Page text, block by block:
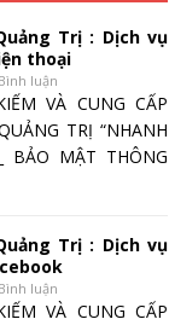
Trị : Dịch vụ
thoại
luận
VÀ CUNG CẤP
TRỊ “NHANH
BẢO MẬT THÔNG
Trị : Dịch vụ
luận
VÀ CUNG CẤP